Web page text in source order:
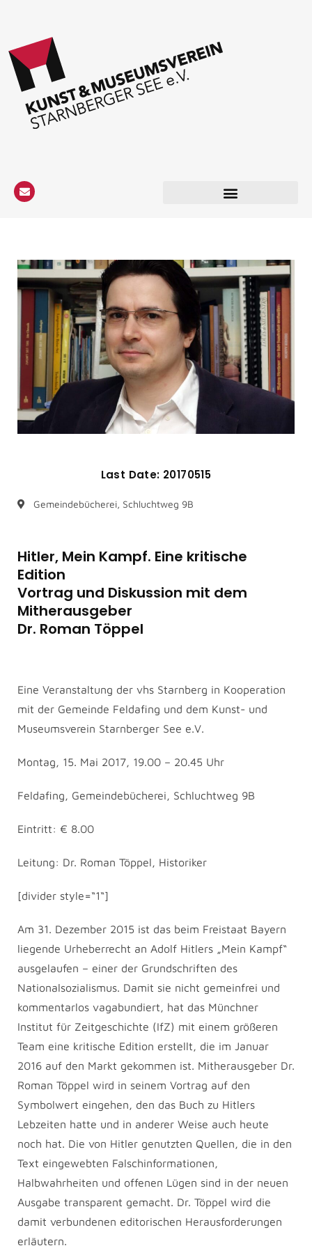
Hitler, Mein Kampf. Eine kritische
Edition
Vortrag und Diskussion mit dem
Mitherausgeber
Dr. Roman Töppel
Eine Veranstaltung der vhs Starnberg in Kooperation
mit der Gemeinde Feldafing und dem Kunst- und
Museumsverein Starnberger See e.V.
Montag, 15. Mai 2017, 19.00 – 20.45 Uhr
Feldafing, Gemeindebücherei, Schluchtweg 9B
Eintritt: € 8.00
Leitung: Dr. Roman Töppel, Historiker
[divider style=“1“]
Am 31. Dezember 2015 ist das beim Freistaat Bayern
liegende Urheberrecht an Adolf Hitlers „Mein Kampf“
ausgelaufen – einer der Grundschriften des
Nationalsozialismus. Damit sie nicht gemeinfrei und
kommentarlos vagabundiert, hat das Münchner
Institut für Zeitgeschichte (IfZ) mit einem größeren
Team eine kritische Edition erstellt, die im Januar
2016 auf den Markt gekommen ist. Mitherausgeber Dr.
Roman Töppel wird in seinem Vortrag auf den
Symbolwert eingehen, den das Buch zu Hitlers
Lebzeiten hatte und in anderer Weise auch heute
noch hat. Die von Hitler genutzten Quellen, die in den
Text eingewebten Falschinformationen,
Halbwahrheiten und offenen Lügen sind in der neuen
Ausgabe transparent gemacht. Dr. Töppel wird die
damit verbundenen editorischen Herausforderungen
erläutern.
Last Date: 20170515
Gemeindebücherei, Schluchtweg 9B